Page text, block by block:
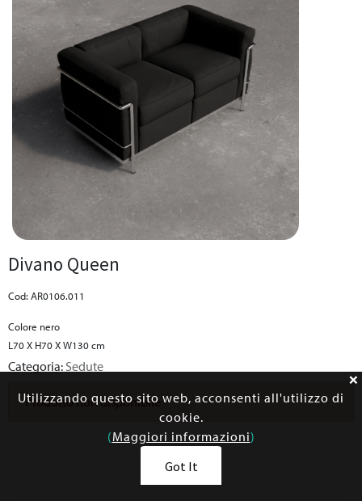
Divano Queen
Cod: AR0106.011
Colore nero
L70 X H70 X W130 cm
Categoria: Sedute
Prodotto non disponibile
Utilizzando questo sito web, acconsenti all'utilizzo di
cookie.
(Maggiori informazioni)
Got It